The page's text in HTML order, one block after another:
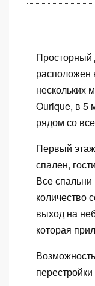
Просторный
расположен
нескольких
Ourique, в 5
рядом со
Первый
спален,
Все
количество
выход на
которая